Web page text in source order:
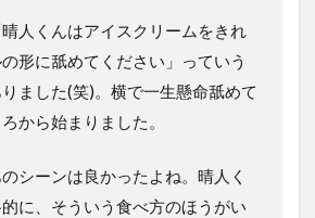
人くんはアイスクリームをきれ
形に舐めてください」っていう
ました(笑)。横で一生懸命舐めて
から始まりました。
シーンは良かったよね。晴人く
に、そういう食べ方のほうがい